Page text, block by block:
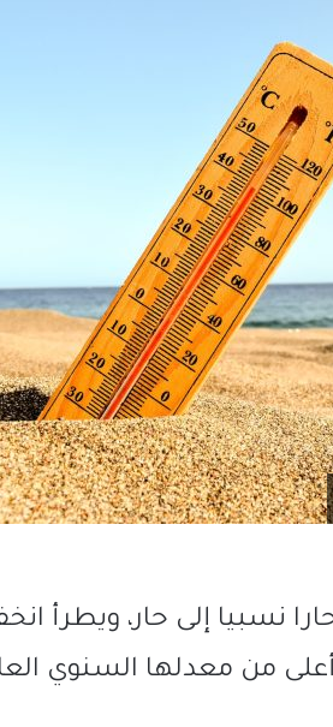
حارا نسبيا إلى حار،